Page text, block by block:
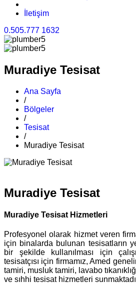
İletişim
0.505.777 1632
Muradiye Tesisat
Ana Sayfa
/
Bölgeler
/
Tesisat
/
Muradiye Tesisat
Muradiye Tesisat
Muradiye Tesisat Hizmetleri
Profesyonel olarak hizmet veren
için binalarda bulunan tesisatların
bir şekilde kullanılması için
tesisatçısı için firmamız, Amed
tamiri, musluk tamiri, lavabo
ve sıhhi tesisat hizmetleri